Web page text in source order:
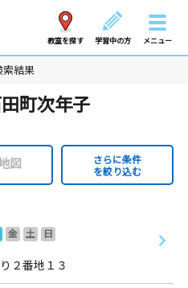
教室を探す 学習中の方 メニュー
索結果
町次年子
図
さらに条件
を絞り込む
金 土
日
２番地１３